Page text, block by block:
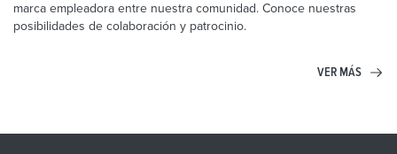
marca empleadora entre nuestra comunidad. Conoce nuestras
posibilidades de colaboración y patrocinio.
VER MÁS